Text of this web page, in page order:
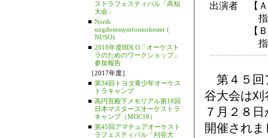
ストラフェスティバル「高知
大会」
■ North
ungdomssymfoniorkester (
NUSO)
■ 2018年度BDLO「オーケスト
ラのためのワークショップ」
参加報告
［2017年度］
■ 第34回トヨタ青少年オーケス
トラキャンプ
■ 高円宮殿下メモリアル第18回
日本マスターズオーケストラ
キャンプ（MOC18）
■ 第45回アマチュアオーケスト
ラフェスティバル「刈谷大
出演者
【
指
【
指
第４５回
谷大会は刈
７月２８
開催されま